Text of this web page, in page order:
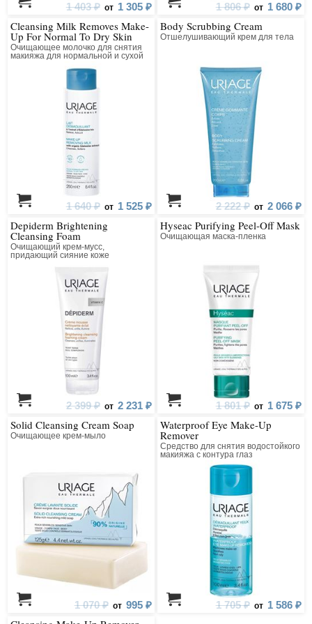
1 403 ₽ от 1 305 ₽ 1 806 ₽ от 1 680 ₽
Cleansing Milk Removes Make-
Up For Normal To Dry Skin
Очищающее молочко для снятия
макияжа для нормальной и сухой
1 640 ₽ от 1 525 ₽
Body Scrubbing Cream
Отшелушивающий крем для тела
2 222 ₽ от 2 066 ₽
Depiderm Brightening
Cleansing Foam
Очищающий крем-мусс,
придающий сияние коже
2 399 ₽ от 2 231 ₽
Hyseac Purifying Peel-Off Mask
Очищающая маска-пленка
1 801 ₽ от 1 675 ₽
Solid Cleansing Cream Soap
Очищающее крем-мыло
1 070 ₽ от 995 ₽
Waterproof Eye Make-Up
Remover
Средство для снятия водостойкого
макияжа с контура глаз
1 705 ₽ от 1 586 ₽